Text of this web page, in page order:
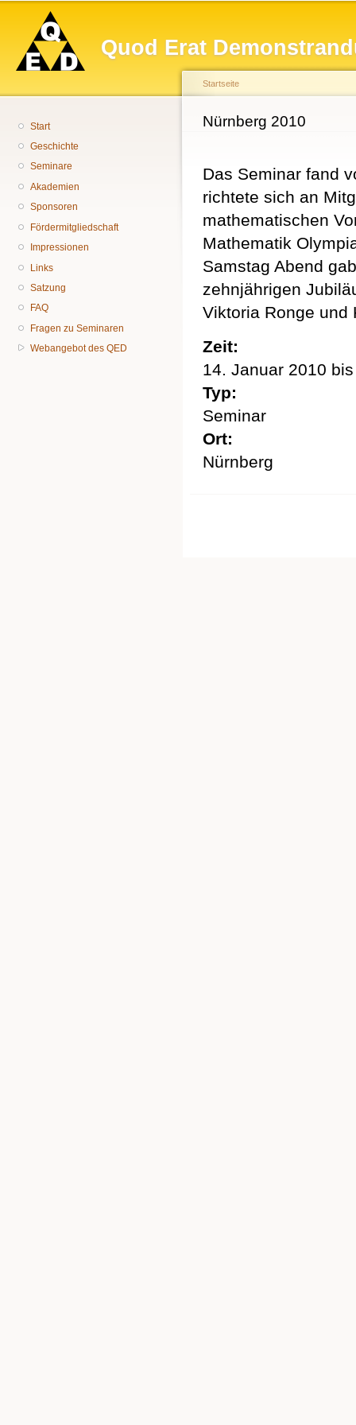
Quod Erat
Hauptmenü
Start
Geschichte
Seminare
Akademien
Sponsoren
Fördermitgliedschaft
Impressionen
Links
Satzung
FAQ
Fragen zu Seminaren
Webangebot des QED
Sie sind hier
Startseite
Nürnberg 2010
Das Seminar fand
richtete sich an
mathematischen
Mathematik
Samstag Abend
zehnjährigen
Viktoria Ronge und
Zeit:
14. Januar 2010
Typ:
Seminar
Ort:
Nürnberg